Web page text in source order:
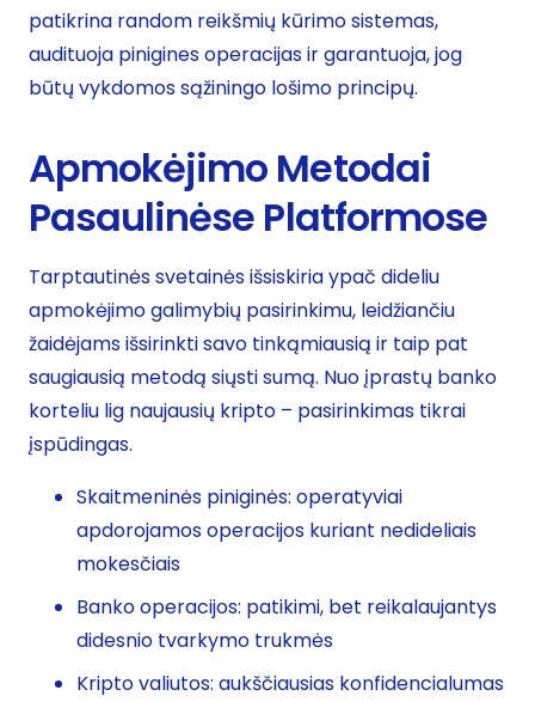
patikrina random reikšmių kūrimo sistemas,
audituoja pinigines operacijas ir garantuoja, jog
būtų vykdomos sąžiningo lošimo principų.
Apmokėjimo Metodai
Pasaulinėse Platformose
Tarptautinės svetainės išsiskiria ypač dideliu
apmokėjimo galimybių pasirinkimu, leidžiančiu
žaidėjams išsirinkti savo tinkąmiausią ir taip pat
saugiausią metodą siųsti sumą. Nuo įprastų banko
korteliu lig naujausių kripto – pasirinkimas tikrai
įspūdingas.
Skaitmeninės piniginės: operatyviai
apdorojamos operacijos kuriant nedideliais
mokesčiais
Banko operacijos: patikimi, bet reikalaujantys
didesnio tvarkymo trukmės
Kripto valiutos: aukščiausias konfidencialumas